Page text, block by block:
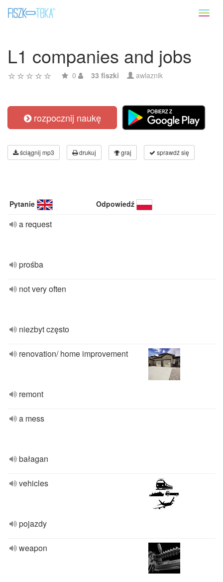
L1 companies and jobs
0 33 fiszki awlaznik
rozpocznij naukę
ściągnij mp3 drukuj graj sprawdź się
Pytanie Odpowiedź
a request
prośba
not very often
niezbyt często
renovation/ home improvement
remont
a mess
bałagan
vehicles
pojazdy
weapon